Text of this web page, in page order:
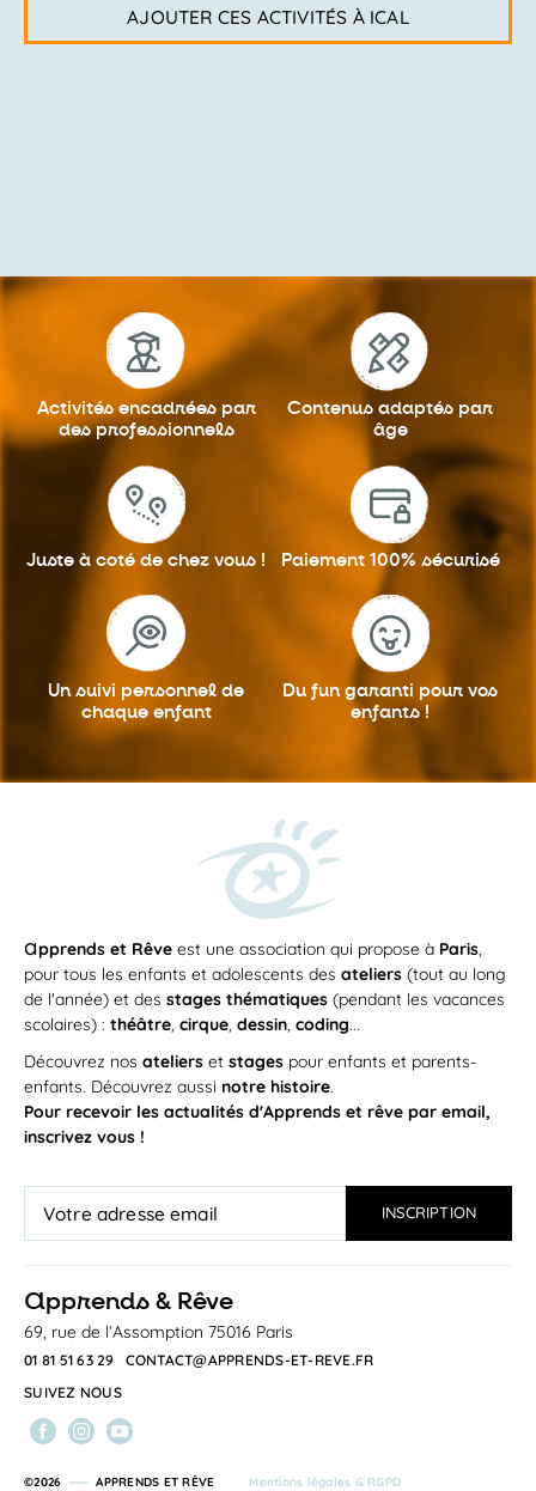
AJOUTER CES ACTIVITÉS À ICAL
Activités encadrées par
des professionnels
Contenus adaptés par
âge
Juste à coté de chez vous ! Paiement 100% sécurisé
Un suivi personnel de
chaque enfant
Du fun garanti pour vos
enfants !
apprends et Rêve est une association qui propose à Paris,
pour tous les enfants et adolescents des ateliers (tout au long
de l'année) et des stages thématiques (pendant les vacances
scolaires) : théâtre, cirque, dessin, coding...
Découvrez nos ateliers et stages pour enfants et parents-
enfants. Découvrez aussi notre histoire.
Pour recevoir les actualités d'Apprends et rêve par email,
inscrivez vous !
apprends & Rêve
69, rue de l’Assomption 75016 Paris
01 81 51 63 29
CONTACT@APPRENDS-ET-REVE.FR
SUIVEZ NOUS
©2026 APPRENDS ET RÊVE Mentions légales & RGPD